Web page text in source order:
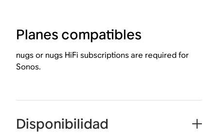
Planes compatibles
nugs or nugs HiFi subscriptions are required for
Sonos.
Disponibilidad